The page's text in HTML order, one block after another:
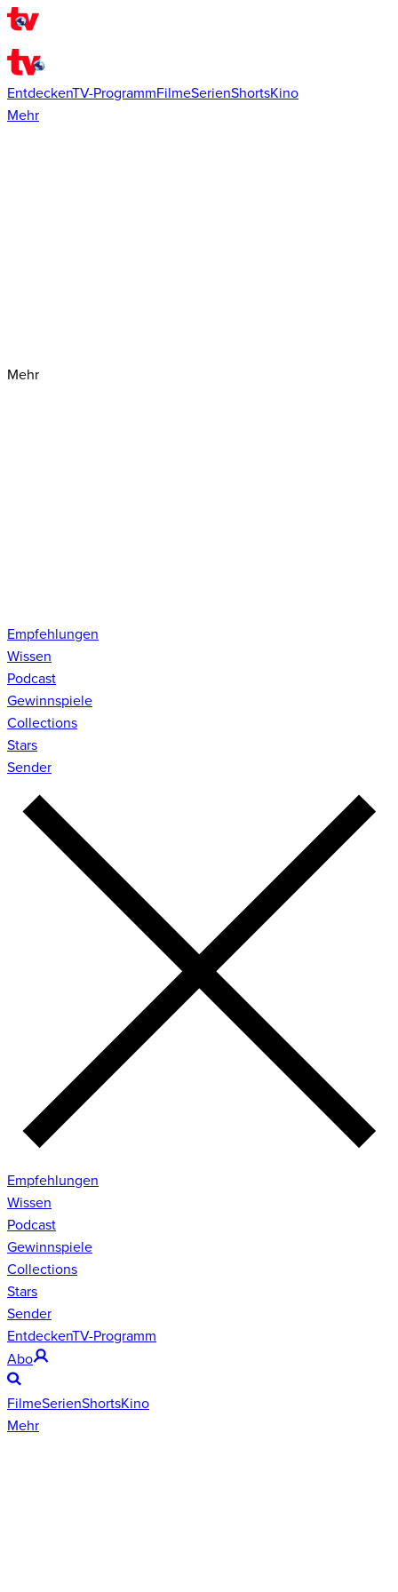
EntdeckenTV-ProgrammFilmeSerienShortsKino
Mehr
Mehr
Empfehlungen
Wissen
Podcast
Gewinnspiele
Collections
Stars
Sender
Empfehlungen
Wissen
Podcast
Gewinnspiele
Collections
Stars
Sender
EntdeckenTV-Programm
Abo
FilmeSerienShortsKino
Mehr